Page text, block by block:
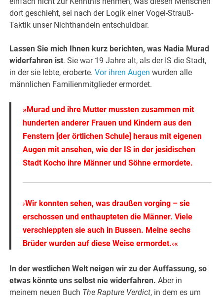
dort geschieht, sei nach der Logik einer Vogel-Strauß-
Taktik unser Nichthandeln entschuldbar.
Lassen Sie mich Ihnen kurz berichten, was Nadia Murad
widerfahren ist. Sie war 19 Jahre alt, als der IS die Stadt,
in der sie lebte, eroberte.Vor ihren Augen wurden alle
männlichen Familienmitglieder ermordet.
»Murad und ihre Mutter mussten zusammen mit
hunderten anderer Frauen und Kindern aus den
Fenstern [der örtlichen Schule] heraus mit eigenen
Augen mit ansehen, wie der IS in der jesidischen
Stadt Kocho ihre Männer und Söhne ermordete.
›Wir konnten sehen, was draußen vorging – sie
erschossen und enthaupteten die Männer. Viele
verschleppten sie auch in Bussen. Meine sechs
Brüder wurden auf diese Weise ermordet.‹«
In der westlichen Welt neigen wir zu der Auffassung, so
etwas könnte uns selbst nie widerfahren. Aber in
meinem neuen Buch The Rapture Verdict, in dem es um